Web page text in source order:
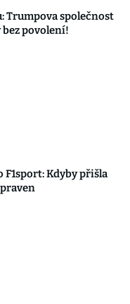
Trumpova společnost
povolení!
Kdyby přišla